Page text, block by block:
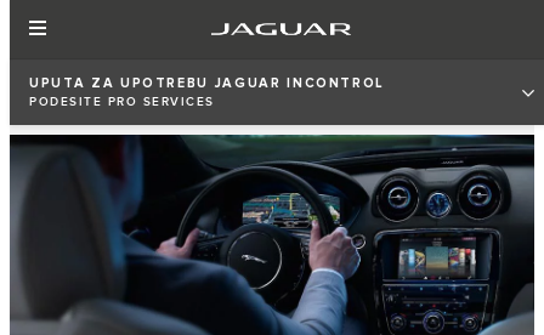
UPUTA ZA UPOTREBU JAGUAR INCONTROL
PODESITE PRO SERVICES